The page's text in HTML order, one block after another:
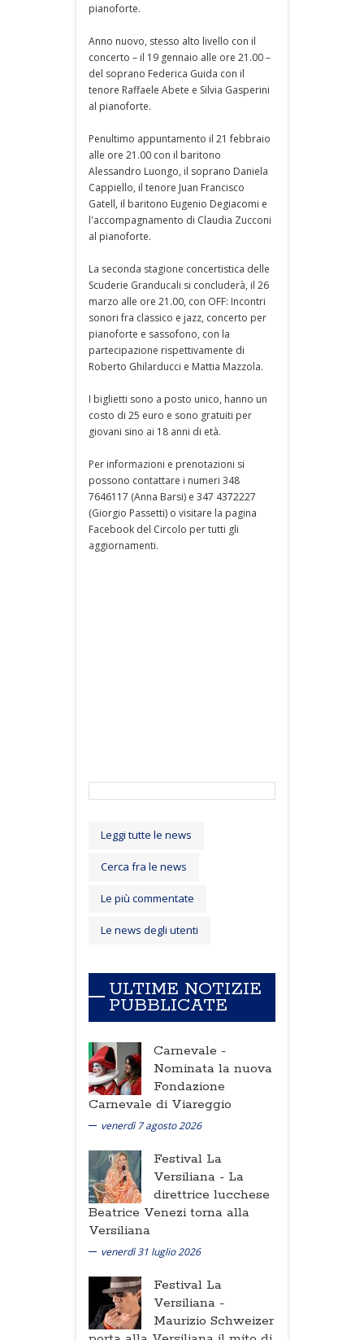
pianoforte.
Anno nuovo, stesso alto livello con il
concerto – il 19 gennaio alle ore 21.00 –
del soprano Federica Guida con il
tenore Raffaele Abete e Silvia Gasperini
al pianoforte.
Penultimo appuntamento il 21 febbraio
alle ore 21.00 con il baritono
Alessandro Luongo, il soprano Daniela
Cappiello, il tenore Juan Francisco
Gatell, il baritono Eugenio Degiacomi e
l'accompagnamento di Claudia Zucconi
al pianoforte.
La seconda stagione concertistica delle
Scuderie Granducali si concluderà, il 26
marzo alle ore 21.00, con OFF: Incontri
sonori fra classico e jazz, concerto per
pianoforte e sassofono, con la
partecipazione rispettivamente di
Roberto Ghilarducci e Mattia Mazzola.
I biglietti sono a posto unico, hanno un
costo di 25 euro e sono gratuiti per
giovani sino ai 18 anni di età.
Per informazioni e prenotazioni si
possono contattare i numeri 348
7646117 (Anna Barsi) e 347 4372227
(Giorgio Passetti) o visitare la pagina
Facebook del Circolo per tutti gli
aggiornamenti.
Leggi tutte le news
Cerca fra le news
Le più commentate
Le news degli utenti
ULTIME NOTIZIE
PUBBLICATE
Carnevale -
Nominata la nuova
Fondazione
Carnevale di Viareggio
venerdì 7 agosto 2026
Festival La
Versiliana - La
direttrice lucchese
Beatrice Venezi torna alla
Versiliana
venerdì 31 luglio 2026
Festival La
Versiliana -
Maurizio Schweizer